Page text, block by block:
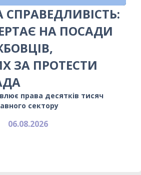
СПРАВЕДЛИВІСТЬ:
НА ПОСАДИ
ЗА ПРОТЕСТИ
права десятків тисяч
сектору
06.08.2026